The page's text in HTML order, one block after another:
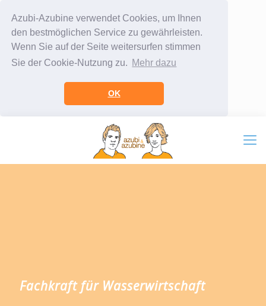
Azubi-Azubine verwendet Cookies, um Ihnen
den bestmöglichen Service zu gewährleisten.
Wenn Sie auf der Seite weitersurfen stimmen
Sie der Cookie-Nutzung zu. Mehr dazu
OK
Fachkraft für Wasserwirtschaft